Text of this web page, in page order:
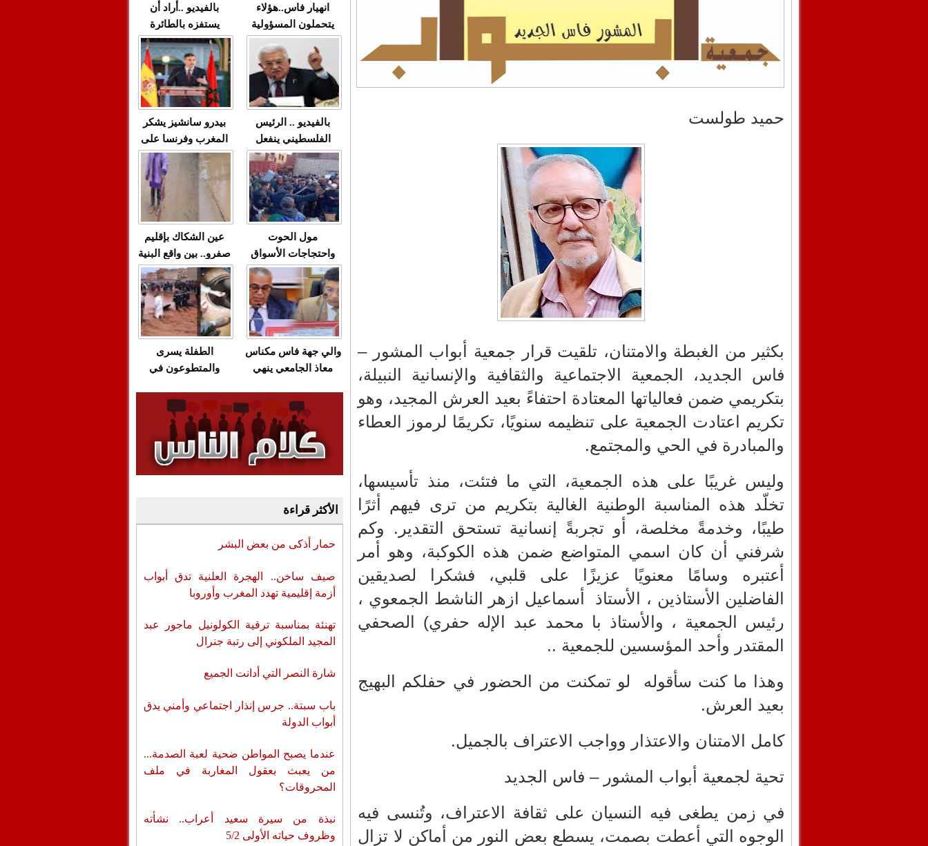
حميد طولست
بكثير من الغبطة والامتنان، تلقيت قرار جمعية أبواب المشور –
فاس الجديد، الجمعية الاجتماعية والثقافية والإنسانية النبيلة،
بتكريمي ضمن فعالياتها المعتادة احتفاءً بعيد العرش المجيد، وهو
تكريم اعتادت الجمعية على تنظيمه سنويًا، تكريمًا لرموز العطاء
والمبادرة في الحي والمجتمع.
وليس غريبًا على هذه الجمعية، التي ما فتئت، منذ تأسيسها،
تخلّد هذه المناسبة الوطنية الغالية بتكريم من ترى فيهم أثرًا
طيبًا، وخدمةً مخلصة، أو تجربةً إنسانية تستحق التقدير. وكم
شرفني أن كان اسمي المتواضع ضمن هذه الكوكبة، وهو أمر
أعتبره وسامًا معنويًا عزيزًا على قلبي، فشكرا لصديقين
الفاضلين الأستاذين ، الأستاذ أسماعيل ازهر الناشط الجمعوي ،
رئيس الجمعية ، والأستاذ با محمد عبد الإله حفري) الصحفي
المقتدر وأحد المؤسسين للجمعية ..
وهذا ما كنت سأقوله لو تمكنت من الحضور في حفلكم البهيج
بعيد العرش.
كامل الامتنان والاعتذار وواجب الاعتراف بالجميل.
تحية لجمعية أبواب المشور – فاس الجديد
في زمن يطغى فيه النسيان على ثقافة الاعتراف، وتُنسى فيه
الوجوه التي أعطت بصمت، يسطع بعض النور من أماكن لا تزال
بالفيديو ..أراد أن
يستفزه بالطائرة
القطرية لكن ترامب
فضحه أمام العالم
بالحجة والدليل
انهيار فاس..هؤلاء
يتحملون المسؤولية
ومآسي العمارات
العشوائية مفتوحة
بيدرو سانشيز يشكر
المغرب وفرنسا على
استعادة الكهرباء عقب
انقطاعه في شبه
الجزيرة الإيبيرية
بالفيديو .. الرئيس
الفلسطيني ينفعل
ويهاجم حماس بألفاظ
قاسية على الهواء
عين الشكاك بإقليم
صفرو.. بين واقع البنية
التحتية المهترئة
والحملات الانتخابية
المبكرة(فيديو)
مول الحوت
واحتجاجات الأسواق
الأسبوعية/الاحتقان
الصامت والتراشق
بـ"الصناديق"/أخنوش
يرد بالصمت المريب
الطفلة يسرى
والمتطوعون في
وقنوات صرف صحي
تقتل والمحاسبة يجب
أن تطال المسؤولين
والي جهة فاس مكناس
معاذ الجامعي ينهي
والعمال مع شركة
سيتي باص + وثيقة
وفيديو
الأكثر قراءة
حمار أذكى من بعض البشر
صيف ساخن.. الهجرة العلنية تدق أبواب
أزمة إقليمية تهدد المغرب وأوروبا
تهنئة بمناسبة ترقية الكولونيل ماجور عبد
المجيد الملكوني إلى رتبة جنرال
شارة النصر التي أدانت الجميع
باب سبتة.. جرس إنذار اجتماعي وأمني يدق
أبواب الدولة
عندما يصبح المواطن ضحية لعبة الصدمة...
من يعبث بعقول المغاربة في ملف
المحروقات؟
نبذة من سيرة سعيد أعراب.. نشأته
وظروف حياته الأولى 5/2